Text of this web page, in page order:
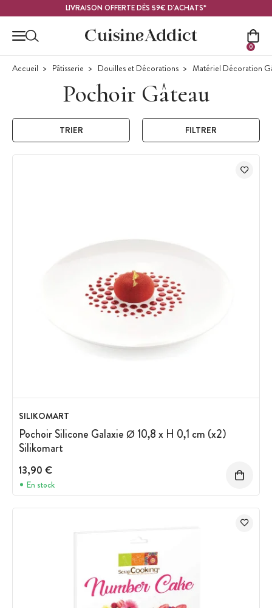
LIVRAISON OFFERTE DÈS 59€ D'ACHATS*
0
Accueil Pâtisserie Douilles et Décorations Matériel Décoration
Pochoir Gâteau
TRIER FILTRER
SILIKOMART
Pochoir Silicone Galaxie Ø 10,8 x H 0,1 cm (x2)
Silikomart
13,90 €
En stock